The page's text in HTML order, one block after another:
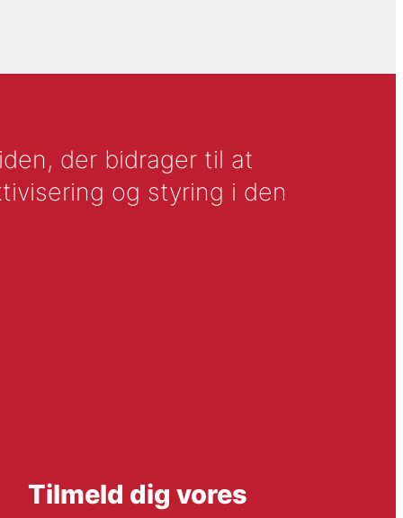
der bidrager til at
og styring i den
Tilmeld dig vores